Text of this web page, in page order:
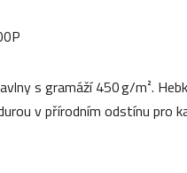
s gramáží 450 g/m².
v přírodním odstínu pro